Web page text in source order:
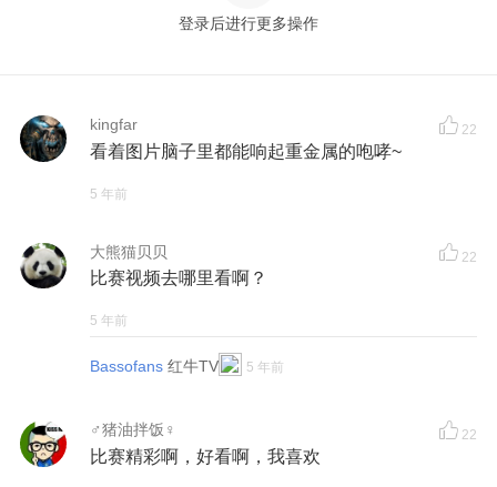
登录后进行更多操作
kingfar 22
看着图片脑子里都能响起重金属的咆哮~
5 年前
大熊猫贝贝 22
比赛视频去哪里看啊？
5 年前
Bassofans 红牛TV 5 年前
♂猪油拌饭♀ 22
比赛精彩啊，好看啊，我喜欢